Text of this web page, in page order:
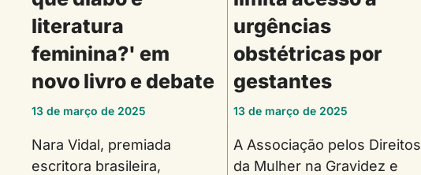
literatura
feminina?' em
novo livro e debate
13 de março de 2025
Nara Vidal, premiada
escritora brasileira,
urgências
obstétricas por
gestantes
13 de março de 2025
A Associação pelos Direitos
da Mulher na Gravidez e